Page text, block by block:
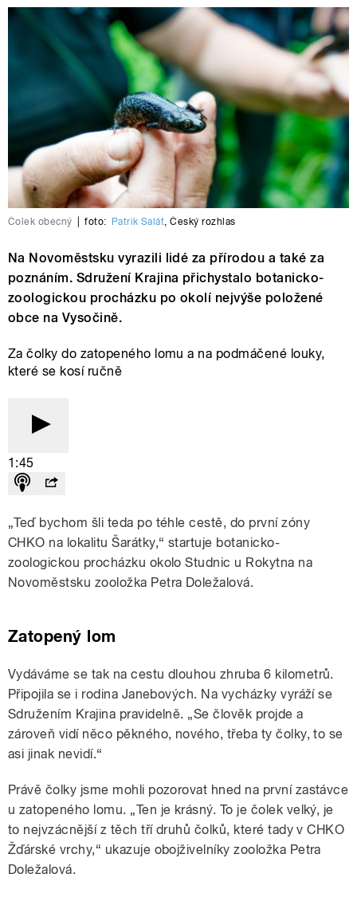
Čolek obecný foto: Patrik Salát,Český rozhlas
Na Novoměstsku vyrazili lidé za přírodou a také za
poznáním. Sdružení Krajina přichystalo botanicko-
zoologickou procházku po okolí nejvýše položené
obce na Vysočině.
Za čolky do zatopeného lomu a na podmáčené louky,
které se kosí ručně
1:45
„Teď bychom šli teda po téhle cestě, do první zóny
CHKO na lokalitu Šarátky,“ startuje botanicko-
zoologickou procházku okolo Studnic u Rokytna na
Novoměstsku zooložka Petra Doležalová.
Zatopený lom
Vydáváme se tak na cestu dlouhou zhruba 6 kilometrů.
Připojila se i rodina Janebových. Na vycházky vyráží se
Sdružením Krajina pravidelně. „Se člověk projde a
zároveň vidí něco pěkného, nového, třeba ty čolky, to se
asi jinak nevidí.“
Právě čolky jsme mohli pozorovat hned na první zastávce
u zatopeného lomu. „Ten je krásný. To je čolek velký, je
to nejvzácnější z těch tří druhů čolků, které tady v CHKO
Žďárské vrchy,“ ukazuje obojživelníky zooložka Petra
Doležalová.